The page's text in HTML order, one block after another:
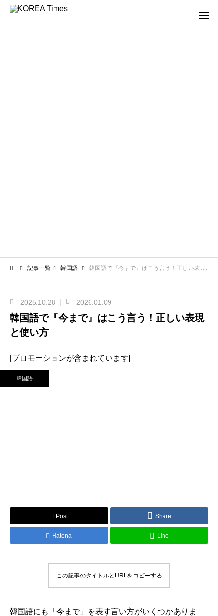
記事一覧 韓国語 韓国語で『今まで』はこう言う！正しい表現と使い方
2025.10.28 2026.01.09
韓国語で『今まで』はこう言う！正しい表現
と使い方
[プロモーションが含まれています]
韓国語
Post Share
Hatena Line
この記事のタイトルとURLをコピーする
韓国語にも「今まで」を表す言い方がいくつかありま